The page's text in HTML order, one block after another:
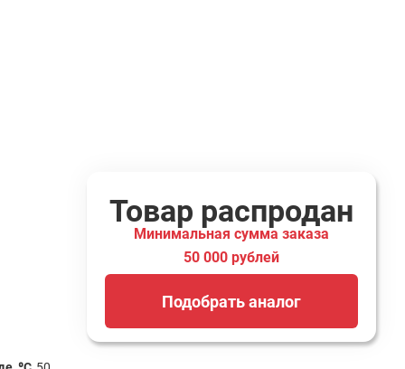
Товар распродан
Минимальная сумма заказа
50 000 рублей
Подобрать аналог